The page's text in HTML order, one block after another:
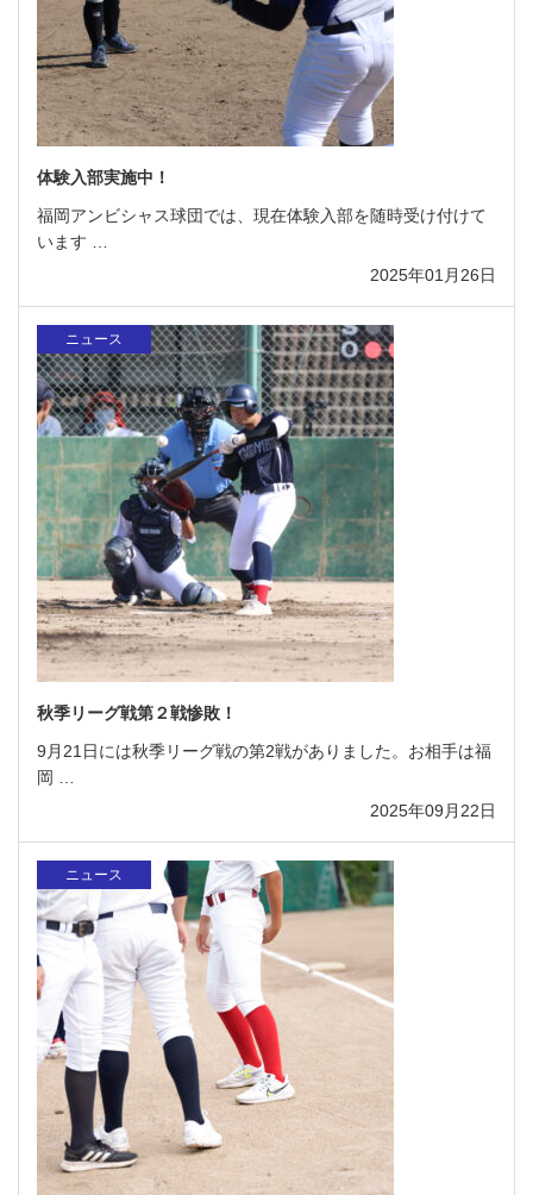
体験入部実施中！
福岡アンビシャス球団では、現在体験入部を随時受け付けて
います …
2025年01月26日
ニュース
秋季リーグ戦第２戦惨敗！
9月21日には秋季リーグ戦の第2戦がありました。お相手は福
岡 …
2025年09月22日
ニュース